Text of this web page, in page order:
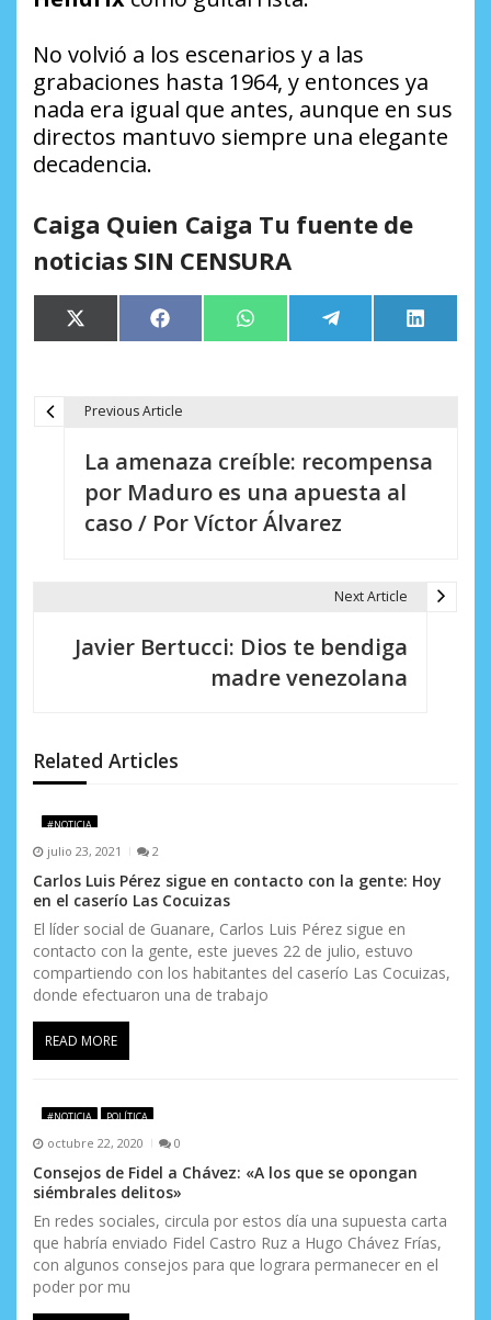
No volvió a los escenarios y a las
grabaciones hasta 1964, y entonces ya
nada era igual que antes, aunque en sus
directos mantuvo siempre una elegante
decadencia.
Caiga Quien Caiga Tu fuente de
noticias SIN CENSURA
Compartir
en
X
(Twitter)
Compartir
en
Facebook Compartir
en
WhatsApp Compartir
en
Telegram
en
LinkedIn
ó
n
d
e
e
n
t
r
a
d
a
s
Previous Article
La amenaza creíble: recompensa
por Maduro es una apuesta al
caso / Por Víctor Álvarez
Next Article
Javier Bertucci: Dios te bendiga
madre venezolana
Related Articles
#NOTICIA
julio 23, 2021 2
Carlos Luis Pérez sigue en contacto con la gente: Hoy
en el caserío Las Cocuizas
El líder social de Guanare, Carlos Luis Pérez sigue en
contacto con la gente, este jueves 22 de julio, estuvo
compartiendo con los habitantes del caserío Las Cocuizas,
donde efectuaron una de trabajo
READ MORE
#NOTICIA POLÍTICA
octubre 22, 2020 0
Consejos de Fidel a Chávez: «A los que se opongan
siémbrales delitos»
En redes sociales, circula por estos día una supuesta carta
que habría enviado Fidel Castro Ruz a Hugo Chávez Frías,
con algunos consejos para que lograra permanecer en el
poder por mu